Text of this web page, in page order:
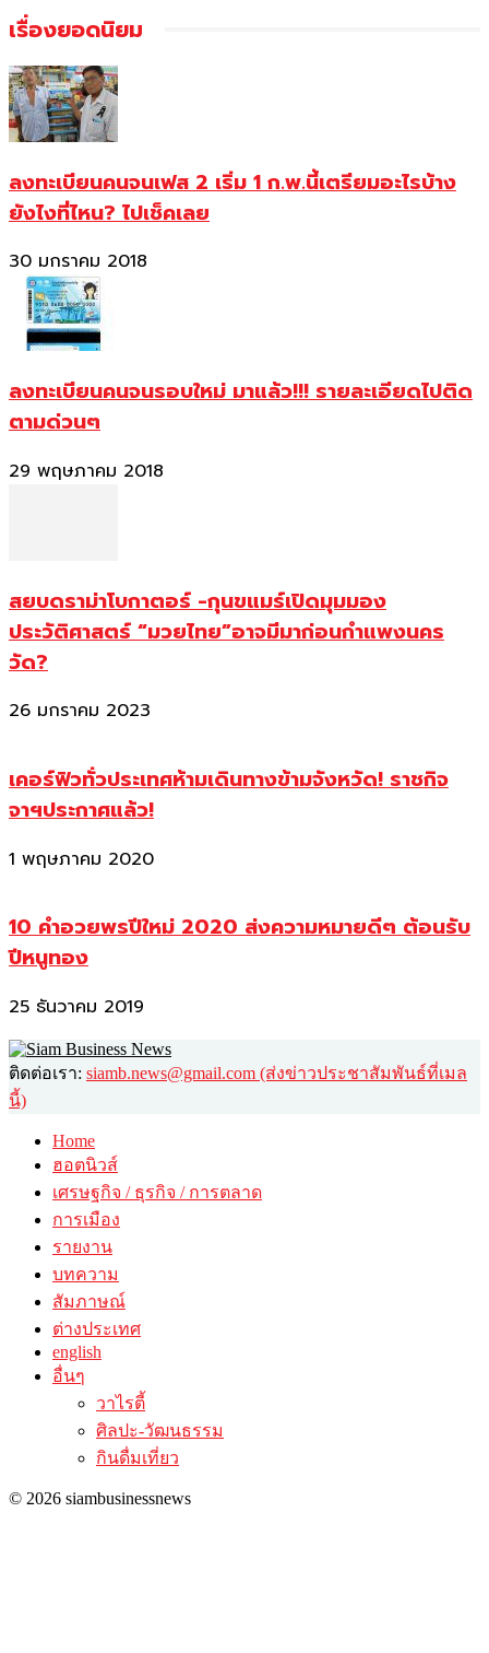
เรื่องยอดนิยม
ลงทะเบียนคนจนเฟส 2 เริ่ม 1 ก.พ.นี้เตรียมอะไรบ้าง
ยังไงที่ไหน? ไปเช็คเลย
30 มกราคม 2018
ลงทะเบียนคนจนรอบใหม่ มาแล้ว!!! รายละเอียดไปติด
ตามด่วนๆ
29 พฤษภาคม 2018
สยบดราม่าโบกาตอร์ -กุนขแมร์เปิดมุมมอง
ประวัติศาสตร์ “มวยไทย”อาจมีมาก่อนกำแพงนคร
วัด?
26 มกราคม 2023
เคอร์ฟิวทั่วประเทศห้ามเดินทางข้ามจังหวัด! ราชกิจ
จาฯประกาศแล้ว!
1 พฤษภาคม 2020
10 คำอวยพรปีใหม่ 2020 ส่งความหมายดีๆ ต้อนรับ
ปีหนูทอง
25 ธันวาคม 2019
ติดต่อเรา: siamb.news@gmail.com (ส่งข่าวประชาสัมพันธ์ที่เมล
นี้)
Home
ฮอตนิวส์
เศรษฐกิจ / ธุรกิจ / การตลาด
การเมือง
รายงาน
บทความ
สัมภาษณ์
ต่างประเทศ
english
อื่นๆ
วาไรตี้
ศิลปะ-วัฒนธรรม
กินดื่มเที่ยว
© 2026 siambusinessnews